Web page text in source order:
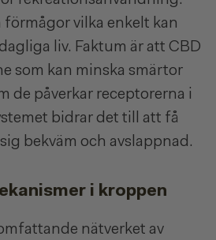
vilka enkelt kan
liv. Faktum är att CBD
som kan minska smärtor
de påverkar receptorerna i
bidrar det till att få
bekväm och avslappnad.
i kroppen
nätverket av